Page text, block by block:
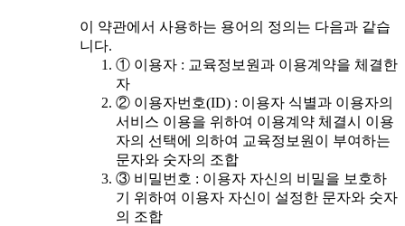
이 약관에서 사용하는 용어의 정의는 다음과 같습
니다.
① 이용자 : 교육정보원과 이용계약을 체결한
자
② 이용자번호(ID) : 이용자 식별과 이용자의
서비스 이용을 위하여 이용계약 체결시 이용
자의 선택에 의하여 교육정보원이 부여하는
문자와 숫자의 조합
③ 비밀번호 : 이용자 자신의 비밀을 보호하
기 위하여 이용자 자신이 설정한 문자와 숫자
의 조합